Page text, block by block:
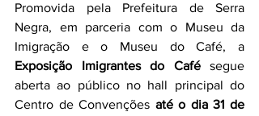
Promovida pela Prefeitura de Serra
Negra, em parceria com o Museu da
Exposição Imigrantes do Café segue
aberta ao público no hall principal do
Centro de Convenções até o dia 31 de